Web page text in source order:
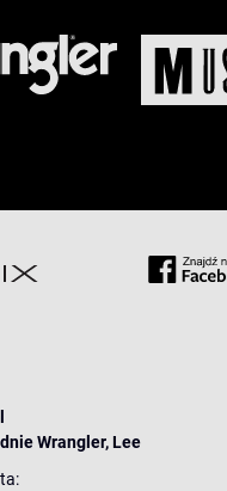
Wrangler, Lee